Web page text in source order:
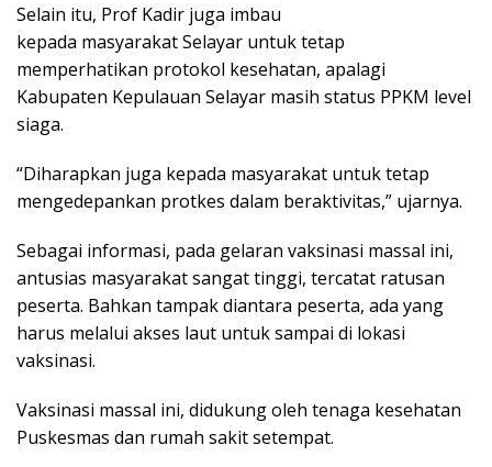
Selain itu, Prof Kadir juga imbau
kepada masyarakat Selayar untuk tetap
memperhatikan protokol kesehatan, apalagi
Kabupaten Kepulauan Selayar masih status PPKM level
siaga.
“Diharapkan juga kepada masyarakat untuk tetap
mengedepankan protkes dalam beraktivitas,” ujarnya.
Sebagai informasi, pada gelaran vaksinasi massal ini,
antusias masyarakat sangat tinggi, tercatat ratusan
peserta. Bahkan tampak diantara peserta, ada yang
harus melalui akses laut untuk sampai di lokasi
vaksinasi.
Vaksinasi massal ini, didukung oleh tenaga kesehatan
Puskesmas dan rumah sakit setempat.